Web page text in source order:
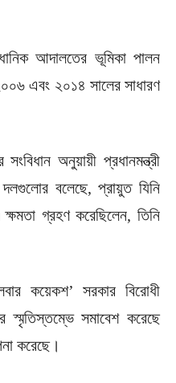
আদালতের ভূমিকা পালন
এবং ২০১৪ সালের সাধারণ
অনুয়ায়ী প্রধানমন্ত্রী
বলেছে, প্রায়ুত যিনি
গ্রহণ করেছিলেন, তিনি
কয়েকশ’ সরকার বিরোধী
স্মৃতিস্তম্ভে সমাবেশ করেছে
করেছে।